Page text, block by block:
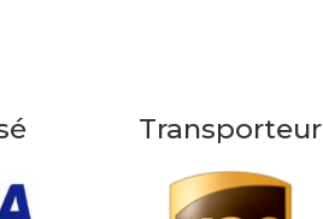
Transporteur